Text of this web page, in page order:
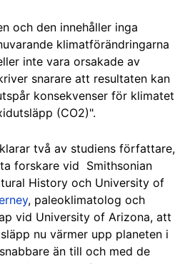
och den innehåller inga
klimatförändringarna
inte vara orsakade av
snarare att resultaten kan
konsekvenser för klimatet
(CO2)".
två av studiens författare,
forskare vid Smithsonian
History och University of
, paleoklimatolog och
vid University of Arizona, att
nu värmer upp planeten i
än till och med de